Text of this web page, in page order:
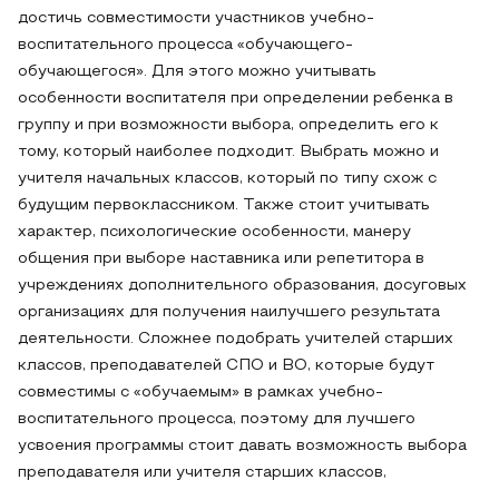
достичь совместимости участников учебно-
воспитательного процесса «обучающего-
обучающегося». Для этого можно учитывать
особенности воспитателя при определении ребенка в
группу и при возможности выбора, определить его к
тому, который наиболее подходит. Выбрать можно и
учителя начальных классов, который по типу схож с
будущим первоклассником. Также стоит учитывать
характер, психологические особенности, манеру
общения при выборе наставника или репетитора в
учреждениях дополнительного образования, досуговых
организациях для получения наилучшего результата
деятельности. Сложнее подобрать учителей старших
классов, преподавателей СПО и ВО, которые будут
совместимы с «обучаемым» в рамках учебно-
воспитательного процесса, поэтому для лучшего
усвоения программы стоит давать возможность выбора
преподавателя или учителя старших классов,